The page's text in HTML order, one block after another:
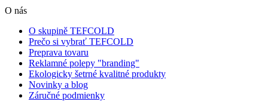
O nás
O skupině TEFCOLD
Prečo si vybrať TEFCOLD
Preprava tovaru
Reklamné polepy "branding"
Ekologicky šetrné kvalitné produkty
Novinky a blog
Záručné podmienky